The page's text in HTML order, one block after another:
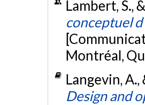
Lambert, S.,
conceptuel
Montréal,
Langevin,
Design and